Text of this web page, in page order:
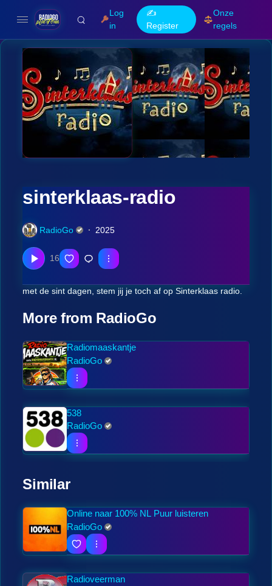
Log
in
✍️
Register
Onze
regels
sinterklaas-radio
RadioGo 2025
16
met de sint dagen, stem jij je toch af op Sinterklaas radio.
More from RadioGo
Radiomaaskantje
RadioGo
538
RadioGo
Similar
Online naar 100% NL Puur luisteren
RadioGo
Radioveerman